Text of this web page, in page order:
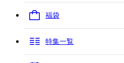
福袋
特集一覧